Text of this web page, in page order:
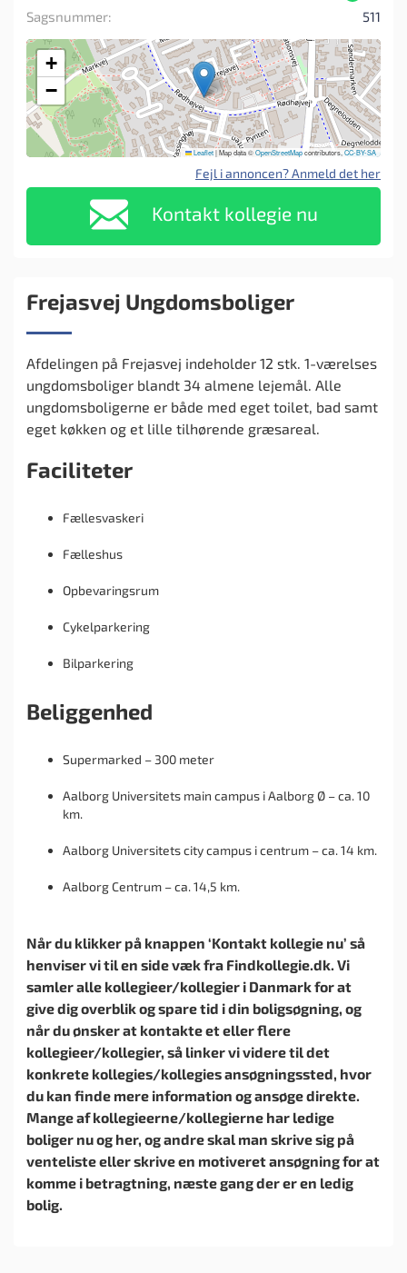
Sagsnummer:
511
+
−
Leaflet|Map data ©OpenStreetMapcontributors,CC-BY-SA
Fejl i annoncen? Anmeld det her
Kontakt kollegie nu
Frejasvej Ungdomsboliger
Afdelingen på Frejasvej indeholder 12 stk. 1-værelses
ungdomsboliger blandt 34 almene lejemål. Alle
ungdomsboligerne er både med eget toilet, bad samt
eget køkken og et lille tilhørende græsareal.
Faciliteter
Fællesvaskeri
Fælleshus
Opbevaringsrum
Cykelparkering
Bilparkering
Beliggenhed
Supermarked – 300 meter
Aalborg Universitets main campus i Aalborg Ø – ca. 10
km.
Aalborg Universitets city campus i centrum – ca. 14 km.
Aalborg Centrum – ca. 14,5 km.
Når du klikker på knappen ‘Kontakt kollegie nu’ så
henviser vi til en side væk fra Findkollegie.dk. Vi
samler alle kollegieer/kollegier i Danmark for at
give dig overblik og spare tid i din boligsøgning, og
når du ønsker at kontakte et eller flere
kollegieer/kollegier, så linker vi videre til det
konkrete kollegies/kollegies ansøgningssted, hvor
du kan finde mere information og ansøge direkte.
Mange af kollegieerne/kollegierne har ledige
boliger nu og her, og andre skal man skrive sig på
venteliste eller skrive en motiveret ansøgning for at
komme i betragtning, næste gang der er en ledig
bolig.